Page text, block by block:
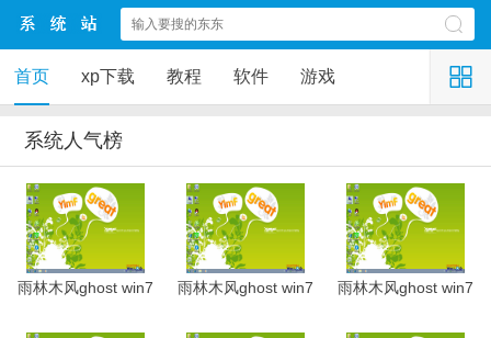
首页 xp下载 教程 软件 游戏
系统人气榜
雨林木风ghost win7 雨林木风ghost win7 雨林木风ghost win7